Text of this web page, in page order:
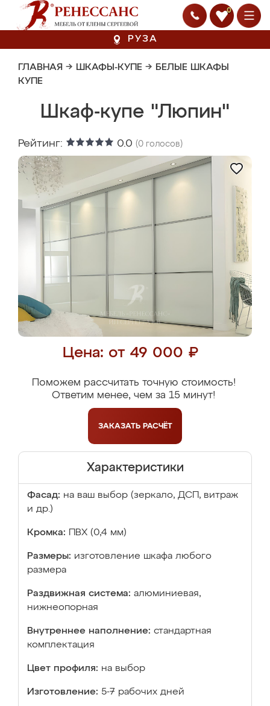
0
РУЗА
ГЛАВНАЯ → ШКАФЫ-КУПЕ → БЕЛЫЕ ШКАФЫ
КУПЕ
Шкаф-купе "Люпин"
Рейтинг: 0.0 (0 голосов)
Цена: от 49 000 ₽
Поможем рассчитать точную стоимость!
Ответим менее, чем за 15 минут!
ЗАКАЗАТЬ РАСЧЁТ
Характеристики
Фасад: на ваш выбор (зеркало, ДСП, витраж
и др.)
Кромка: ПВХ (0,4 мм)
Размеры: изготовление шкафа любого
размера
Раздвижная система: алюминиевая,
нижнеопорная
Внутреннее наполнение: стандартная
комплектация
Цвет профиля: на выбор
Изготовление: 5-7 рабочих дней